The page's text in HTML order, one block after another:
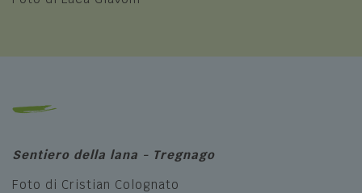
Sentiero della lana - Tregnago
Foto di Cristian Colognato